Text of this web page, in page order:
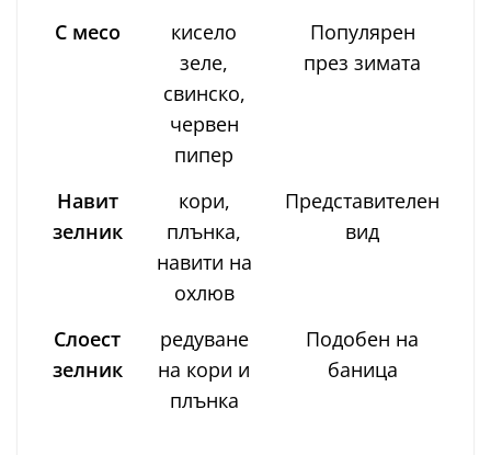
С месо
кисело
зеле,
свинско,
червен
пипер
Популярен
през зимата
Навит
зелник
кори,
плънка,
навити на
охлюв
Представителен
вид
Слоест
зелник
редуване
на кори и
плънка
Подобен на
баница